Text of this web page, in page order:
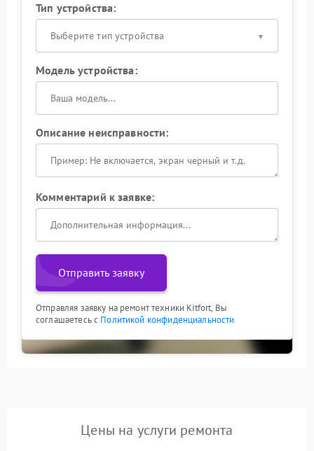
Тип устройства:
Выберите тип устройства
Модель устройства:
Описание неисправности:
Комментарий к заявке:
Отправить заявку
Отправляя заявку на ремонт техники Kitfort, Вы
соглашаетесь с Политикой конфиденциальности
Цены на услуги ремонта